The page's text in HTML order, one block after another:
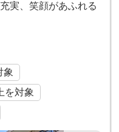
実、笑顔があふれる
象
を対象